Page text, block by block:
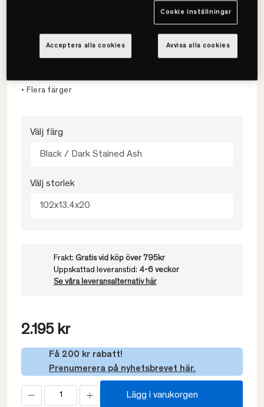
Bill Horizontal L Klädhängare
• 20 krokar
• Flera färger
Välj färg
Black / Dark Stained Ash
Välj storlek
102x13.4x20
Frakt: Gratis vid köp över 795kr
Uppskattad leveranstid: 4-6 veckor
Se våra leveransalternativ här
2.195 kr
Få 200 kr rabatt!
Prenumerera på nyhetsbrevet här.
Lägg i varukorgen
Cookie inställningar
Avvisa alla cookies
Acceptera alla cookies